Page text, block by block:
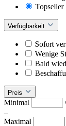
Topseller
Verfügbarkeit
Sofort
Wenige
Bald
Preis
Minimal
–
Maximal